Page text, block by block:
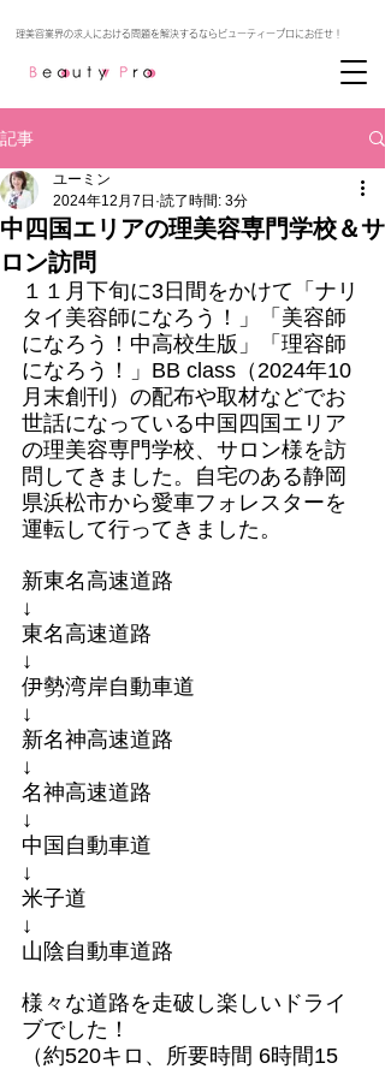
記事
中四国エリアの理美容専門学校＆サ
ロン訪問
ユーミン
2024年12月7日 読了時間: 3分
１１月下旬に3日間をかけて「ナリ
タイ美容師になろう！」「美容師
になろう！中高校生版」「理容師
になろう！」BB class（2024年10
月末創刊）の配布や取材などでお
世話になっている中国四国エリア
の理美容専門学校、サロン様を訪
問してきました。自宅のある静岡
県浜松市から愛車フォレスターを
運転して行ってきました。
新東名高速道路
↓
東名高速道路
↓
伊勢湾岸自動車道
↓
新名神高速道路
↓
名神高速道路
↓
中国自動車道
↓
米子道
↓
山陰自動車道路
様々な道路を走破し楽しいドライ
ブでした！
（約520キロ、所要時間 6時間15